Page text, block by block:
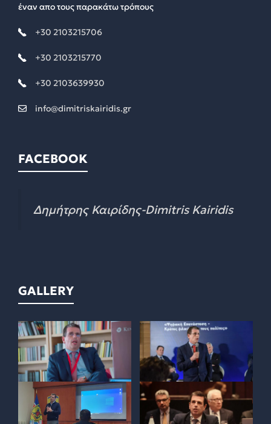
έναν απο τους παρακάτω τρόπους
+30 2103215706
+30 2103215770
+30 2103639930
info@dimitriskairidis.gr
FACEBOOK
Δημήτρης Καιρίδης-Dimitris Kairidis
GALLERY